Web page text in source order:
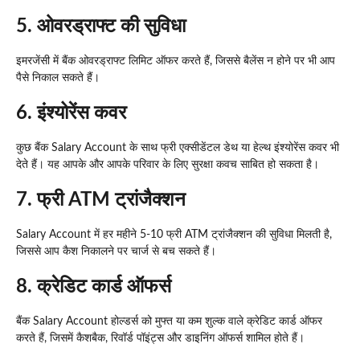
5. ओवरड्राफ्ट की सुविधा
इमरजेंसी में बैंक ओवरड्राफ्ट लिमिट ऑफर करते हैं, जिससे बैलेंस न होने पर भी आप
पैसे निकाल सकते हैं।
6.इंश्योरेंस कवर
कुछ बैंक Salary Account के साथ फ्री एक्सीडेंटल डेथ या हेल्थ इंश्योरेंस कवर भी
देते हैं। यह आपके और आपके परिवार के लिए सुरक्षा कवच साबित हो सकता है।
7.फ्री ATM ट्रांजैक्शन
Salary Account में हर महीने 5-10 फ्री ATM ट्रांजैक्शन की सुविधा मिलती है,
जिससे आप कैश निकालने पर चार्ज से बच सकते हैं।
8.क्रेडिट कार्ड ऑफर्स
बैंक Salary Account होल्डर्स को मुफ्त या कम शुल्क वाले क्रेडिट कार्ड ऑफर
करते हैं, जिसमें कैशबैक, रिवॉर्ड पॉइंट्स और डाइनिंग ऑफर्स शामिल होते हैं।